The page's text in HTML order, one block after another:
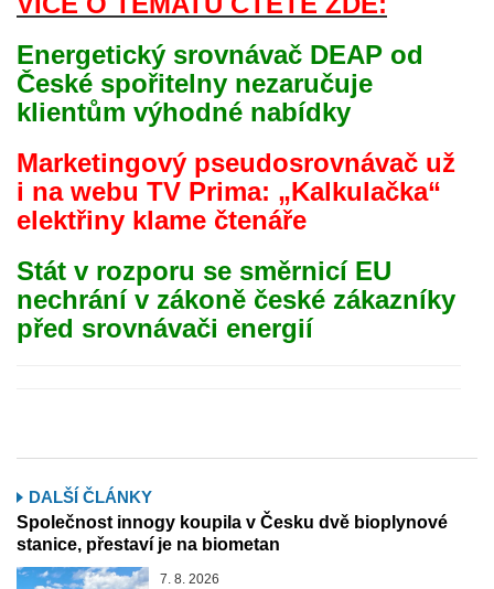
Energetický srovnávač DEAP od
České spořitelny nezaručuje
klientům výhodné nabídky
Marketingový pseudosrovnávač už
i na webu TV Prima: „Kalkulačka“
elektřiny klame čtenáře
Stát v rozporu se směrnicí EU
nechrání v zákoně české zákazníky
před srovnávači energií
DALŠÍ ČLÁNKY
Společnost innogy koupila v Česku dvě bioplynové
stanice, přestaví je na biometan
7. 8. 2026